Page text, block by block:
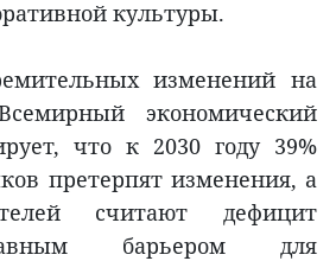
культуры.
изменений на
экономический
что к 2030 году 39%
претерпят изменения, а
считают дефицит
барьером для